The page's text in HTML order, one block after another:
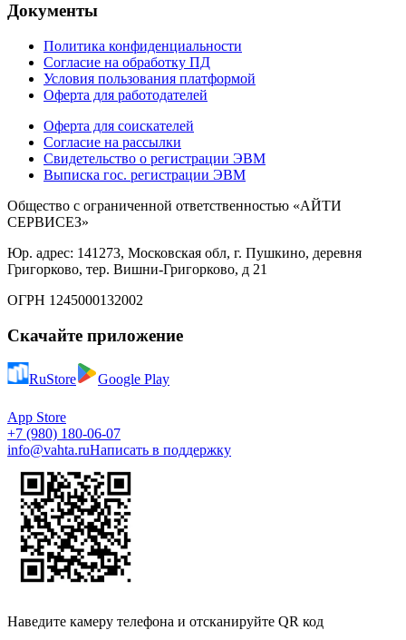
Документы
Политика конфиденциальности
Согласие на обработку ПД
Условия пользования платформой
Оферта для работодателей
Оферта для соискателей
Согласие на рассылки
Свидетельство о регистрации ЭВМ
Выписка гос. регистрации ЭВМ
Общество с ограниченной ответственностью «АЙТИ
СЕРВИСЕЗ»
Юр. адрес: 141273, Московская обл, г. Пушкино, деревня
Григорково, тер. Вишни-Григорково, д 21
ОГРН 1245000132002
Скачайте приложение
RuStore Google Play
App Store
+7 (980) 180-06-07
info@vahta.ruНаписать в поддержку
Наведите камеру телефона и отсканируйте QR код